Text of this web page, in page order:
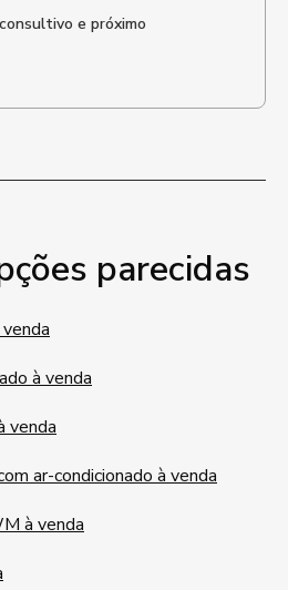
consultivo e próximo
parecidas
à venda
venda
ar-condicionado à venda
à venda